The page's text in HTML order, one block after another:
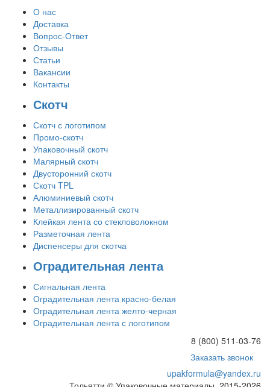
О нас
Доставка
Вопрос-Ответ
Отзывы
Статьи
Вакансии
Контакты
Скотч
Скотч с логотипом
Промо-скотч
Упаковочный скотч
Малярный скотч
Двусторонний скотч
Скотч TPL
Алюминиевый скотч
Металлизированный скотч
Клейкая лента со стекловолокном
Разметочная лента
Диспенсеры для скотча
Оградительная лента
Сигнальная лента
Оградительная лента красно-белая
Оградительная лента желто-черная
Оградительная лента с логотипом
8 (800) 511-03-76
Заказать звонок
upakformula@yandex.ru